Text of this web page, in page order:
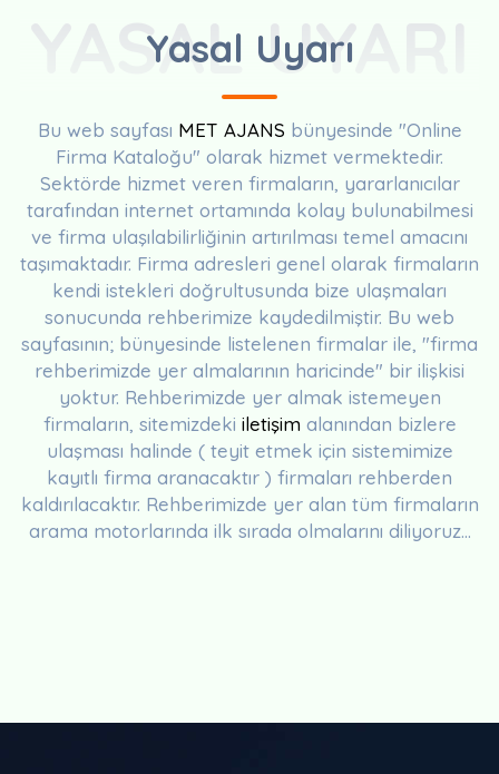
Yasal Uyarı
YASAL UYARI
Bu web sayfası MET AJANS bünyesinde "Online
Firma Kataloğu" olarak hizmet vermektedir.
Sektörde hizmet veren firmaların, yararlanıcılar
tarafından internet ortamında kolay bulunabilmesi
ve firma ulaşılabilirliğinin artırılması temel amacını
taşımaktadır. Firma adresleri genel olarak firmaların
kendi istekleri doğrultusunda bize ulaşmaları
sonucunda rehberimize kaydedilmiştir. Bu web
sayfasının; bünyesinde listelenen firmalar ile, "firma
rehberimizde yer almalarının haricinde" bir ilişkisi
yoktur. Rehberimizde yer almak istemeyen
firmaların, sitemizdeki iletişim alanından bizlere
ulaşması halinde ( teyit etmek için sistemimize
kayıtlı firma aranacaktır ) firmaları rehberden
kaldırılacaktır. Rehberimizde yer alan tüm firmaların
arama motorlarında ilk sırada olmalarını diliyoruz...